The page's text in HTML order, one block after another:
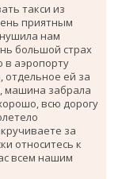
такси из
приятным
нам
большой страх
в аэропорту
отдельное ей за
машина забрала
всю дорогу
за
относитесь к
всем нашим